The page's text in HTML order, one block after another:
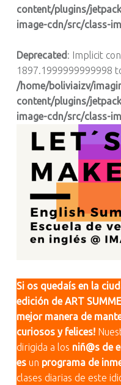
content/plugins/
image-cdn/src/class-
Deprecated : Implicit
1897.1999999999998
/home/boliviaizv/
content/plugins/
image-cdn/src/class-
Si os quedaís en la
edición de ART
mejor manera de
curiosos y felices!
dirigida a los niñ@s de
esun programa de
clases diarias de este